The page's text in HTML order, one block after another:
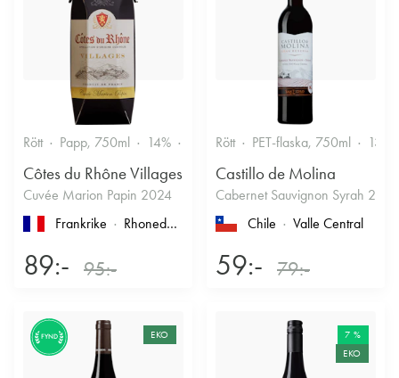
Rött Papp, 750ml 14% Fruktigt & Smakrikt
Côtes du Rhône Villages
Cuvée Marion Papin 2024
Frankrike
Rhonedalen , Côtes du Rhône , Côtes-du-Rhône-
89:- 95:-
Rött PET-flaska, 750ml
Castillo de Molina
Cabernet Sauvignon Syrah 2022
Chile
Valle Central
59:- 79:-
FYND EKO
7 %
EKO